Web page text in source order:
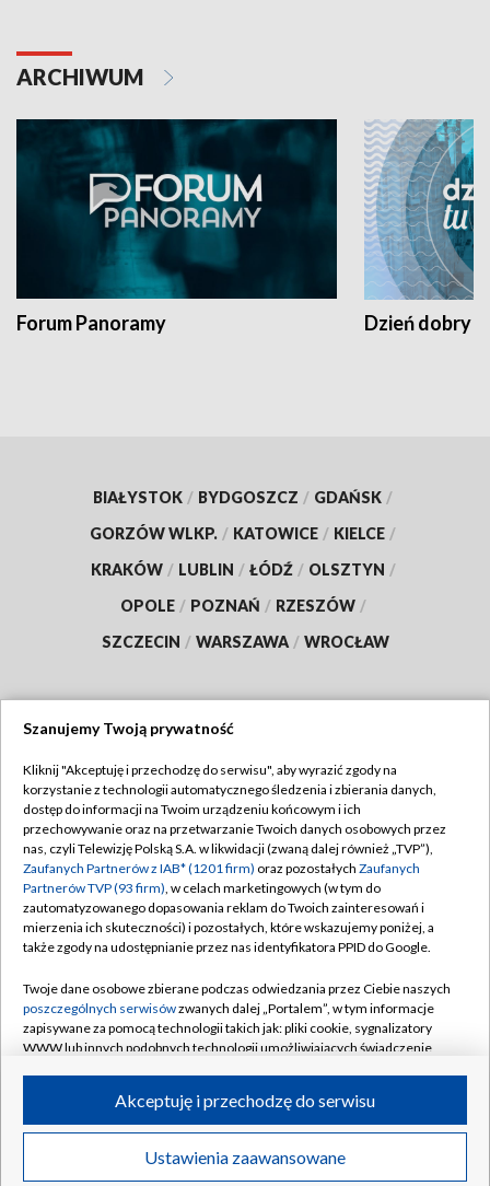
ARCHIWUM
Forum Panoramy Dzień dobry
BIAŁYSTOK / BYDGOSZCZ / GDAŃSK /
GORZÓW WLKP. / KATOWICE / KIELCE /
KRAKÓW / LUBLIN / ŁÓDŹ / OLSZTYN /
OPOLE / POZNAŃ / RZESZÓW /
SZCZECIN / WARSZAWA / WROCŁAW
TVP
Abonament TVP
Emisja w TVP
Centrum informacji TVP
Naziemna Telewizja Cyfrowa
Rada Programowa
System NOS
Informacje o nadawcy
Program dla prasy
Ogłoszenie przetargowe
Regulamin TVP
Polityka prywatności
Moje zgody
Pomoc
Kontakt
Kanały
©2026 Telewizja Polska S.A. w likwidacji
Szanujemy Twoją prywatność
Kliknij "Akceptuję i przechodzę do serwisu", aby wyrazić zgody na
korzystanie z technologii automatycznego śledzenia i zbierania danych,
dostęp do informacji na Twoim urządzeniu końcowym i ich
przechowywanie oraz na przetwarzanie Twoich danych osobowych przez
nas, czyli Telewizję Polską S.A. w likwidacji (zwaną dalej również „TVP”),
Zaufanych Partnerów z IAB* (1201 firm) oraz pozostałych Zaufanych
Partnerów TVP (93 firm), w celach marketingowych (w tym do
zautomatyzowanego dopasowania reklam do Twoich zainteresowań i
mierzenia ich skuteczności) i pozostałych, które wskazujemy poniżej, a
także zgody na udostępnianie przez nas identyfikatora PPID do Google.
Twoje dane osobowe zbierane podczas odwiedzania przez Ciebie naszych
poszczególnych serwisówzwanych dalej „Portalem”, w tym informacje
zapisywane za pomocą technologii takich jak: pliki cookie, sygnalizatory
WWW lub innych podobnych technologii umożliwiających świadczenie
ruchu w Internecie.
Twoje dane osobowe zbierane podczas odwiedzania przez Ciebie
poszczególnych serwisówna Portalu, takie jak adresy IP, identyfikatory
Ustawienia zaawansowane
Akceptuję i przechodzę do serwisu